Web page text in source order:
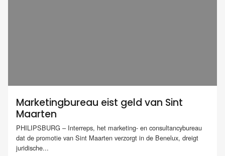
Marketingbureau eist geld van Sint
Maarten
PHILIPSBURG – Interreps, het marketing- en consultancybureau
dat de promotie van Sint Maarten verzorgt in de Benelux, dreigt
juridische...